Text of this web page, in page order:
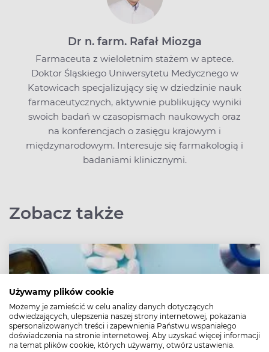
Używamy plików cookie
Możemy je zamieścić w celu analizy danych dotyczących
odwiedzających, ulepszenia naszej strony internetowej, pokazania
spersonalizowanych treści i zapewnienia Państwu wspaniałego
doświadczenia na stronie internetowej. Aby uzyskać więcej informacji
na temat plików cookie, których używamy, otwórz ustawienia.
Dr n. farm. Rafał Miozga
Farmaceuta z wieloletnim stażem w aptece.
Doktor Śląskiego Uniwersytetu Medycznego w
Katowicach specjalizujący się w dziedzinie nauk
farmaceutycznych, aktywnie publikujący wyniki
swoich badań w czasopismach naukowych oraz
na konferencjach o zasięgu krajowym i
międzynarodowym. Interesuje się farmakologią i
badaniami klinicznymi.
Zobacz także